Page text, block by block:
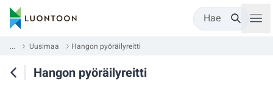
Hae
... Uusimaa Hangon pyöräilyreitti
Hangon pyöräilyreitti